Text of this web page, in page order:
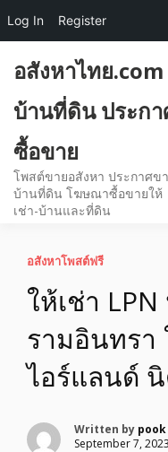
content
อสังหาไทย.com
บ้านที่ดิน ประก
ซื้อขาย
โพสต์ขายอสังหา ประกาศข
บ้านที่ดิน โฆษณาซื้อขายให้
เช่า-บ้านและที่ดิน
อสังหาโพสต์ฟรี
ให้เช่า
รามอินทรา
ไอร์แลนด์
Written by pook
September 7, 2023
Log In Register